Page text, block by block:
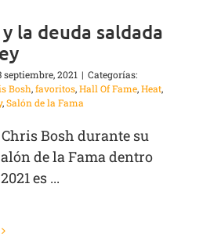
la deuda saldada
septiembre, 2021 | Categorías:
Bosh,favoritos,Hall Of Fame,Heat,
,Salón de la Fama
Bosh durante su
de la Fama dentro
es ...